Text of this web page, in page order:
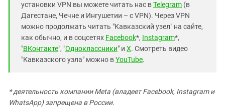
установки VPN вы можете читать нас вTelegram (в
Дагестане, Чечне и Ингушетии – с VPN). Через VPN
можно продолжать читать "Кавказский узел" на сайте,
как обычно, и в соцсетях Facebook*, Instagram*,
"ВКонтакте", "Одноклассники" и X. Смотреть видео
"Кавказского узла" можно вYouTube.
* деятельность компании Meta (владеет Facebook, Instagram и
WhatsApp) запрещена в России.